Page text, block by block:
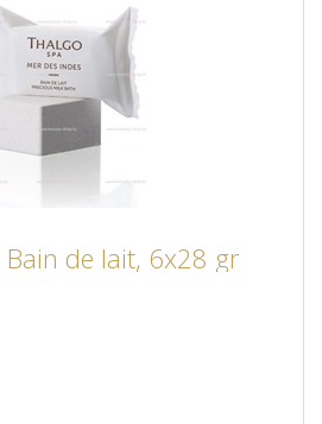
Bain de lait, 6x28 gr